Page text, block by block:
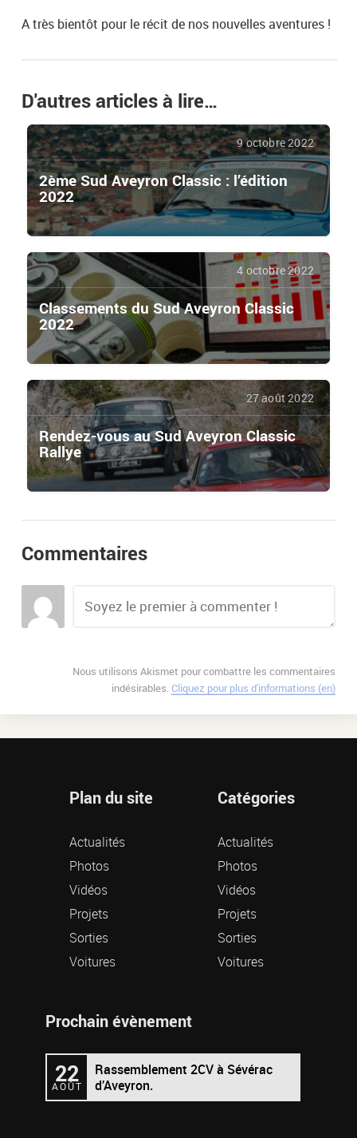
A très bientôt pour le récit de nos nouvelles aventures !
D'autres articles à lire…
9 octobre 2022
2ème Sud Aveyron Classic : l’édition
2022
4 octobre 2022
Classements du Sud Aveyron Classic
2022
27 août 2022
Rendez-vous au Sud Aveyron Classic
Rallye
Commentaires
Nous utilisons Akismet pour combattre les commentaires
indésirables.Cliquez pour plus d'informations (en)
Plan du site
Actualités
Photos
Vidéos
Projets
Sorties
Voitures
Catégories
Actualités
Photos
Vidéos
Projets
Sorties
Voitures
Prochain évènement
22
AOÛT
Rassemblement 2CV à Sévérac
d’Aveyron.